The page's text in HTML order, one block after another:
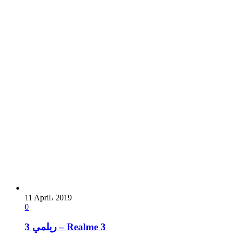
11 April، 2019
0
ريلمي 3 – Realme 3